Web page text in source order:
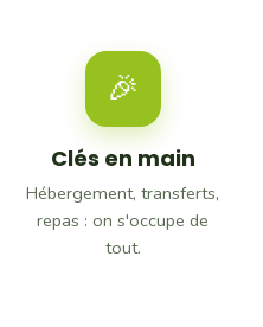
🎉
Clés en main
Hébergement, transferts,
repas : on s'occupe de
tout.